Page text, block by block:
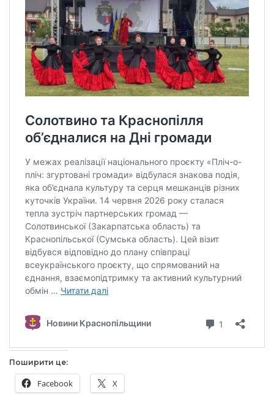
Поширити це:
Facebook X